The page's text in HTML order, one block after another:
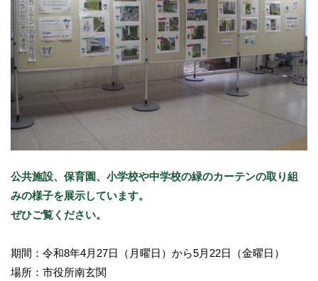
公共施設、保育園、小学校や中学校の緑のカーテンの取り組
みの様子を展示しています。
ぜひご覧ください。
期間：令和8年4月27日（月曜日）から5月22日（金曜日）
場所：市役所南玄関